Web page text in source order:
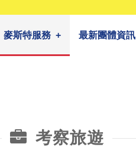
麥斯特服務 + 最新團體資訊
考察旅遊